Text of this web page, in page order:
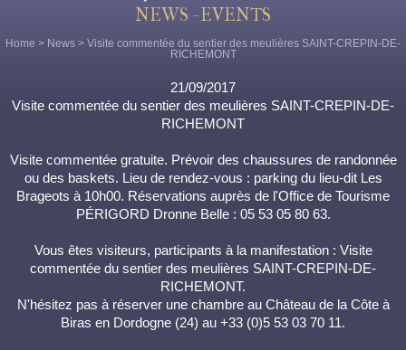
NEWS - EVENTS
Home > News > Visite commentée du sentier des meulières SAINT-CREPIN-DE-
RICHEMONT
21/09/2017
Visite commentée du sentier des meulières SAINT-CREPIN-DE-
RICHEMONT
Visite commentée gratuite. Prévoir des chaussures de randonnée
ou des baskets. Lieu de rendez-vous : parking du lieu-dit Les
Brageots à 10h00. Réservations auprès de l'Office de Tourisme
PÉRIGORD Dronne Belle : 05 53 05 80 63.
Vous êtes visiteurs, participants à la manifestation : Visite
commentée du sentier des meulières SAINT-CREPIN-DE-
RICHEMONT.
N'hésitez pas à réserver une chambre au Château de la Côte à
Biras en Dordogne (24) au +33 (0)5 53 03 70 11.